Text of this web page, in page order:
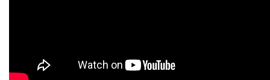
DXコンサルの民主化と単価の向上